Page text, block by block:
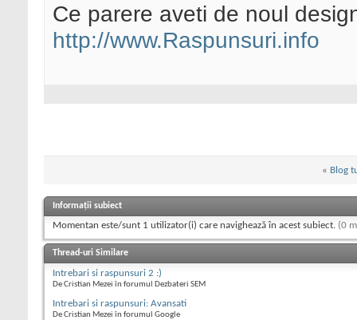
Ce parere aveti de noul
http://www.Raspunsuri.info
« Blog
Informații subiect
Momentan este/sunt 1 utilizator(i) care navighează în acest subiect. (0
Thread-uri Similare
Intrebari si raspunsuri 2 :)
De Cristian Mezei în forumul Dezbateri SEM
Intrebari si raspunsuri: Avansati
De Cristian Mezei în forumul Google